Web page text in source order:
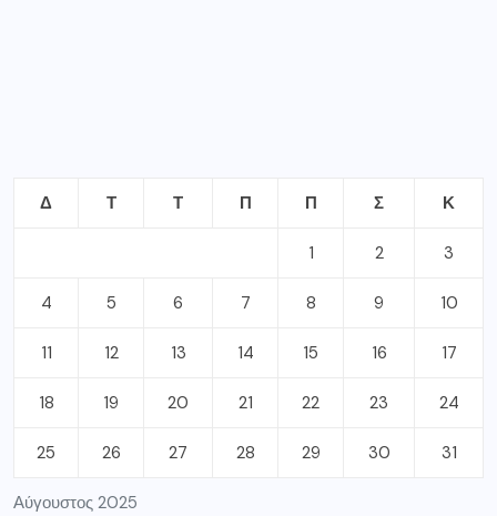
Αύγουστος 2025
Δ Τ Τ Π Π Σ Κ
1 2 3
4 5 6 7 8 9 10
11 12 13 14 15 16 17
18 19 20 21 22 23 24
25 26 27 28 29 30 31